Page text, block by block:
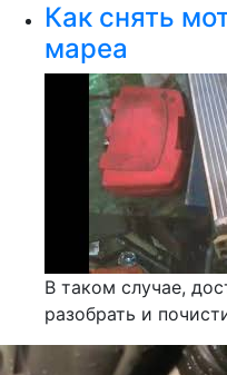
Как снять
мареа
В таком случае,
разобрать и